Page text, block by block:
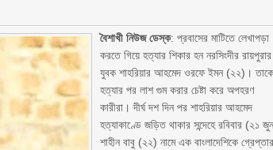
বৈশাখী নিউজ ডেস্ক: প্রবাসের মাটিতে লেখাপড়া
করতে গিয়ে হত্যার শিকার হন নরসিংদীর রায়পুরার
যুবক শাহরিয়ার আহমেদ ওরফে ইমন (২২)।
হত্যার পর লাশ গুম করার চেষ্টা করে অপহরণ
কারীরা। দীর্ঘ দশ দিন পর শাহরিয়ার আহমেদ
হত্যাকাণ্ডে জড়িত থাকার সন্দেহে রবিবার (২১
শাহীন বাবু (২২) নামে এক বাংলাদেশিকে